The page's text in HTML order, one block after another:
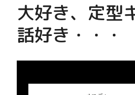
大好き、定型
話好き・・・